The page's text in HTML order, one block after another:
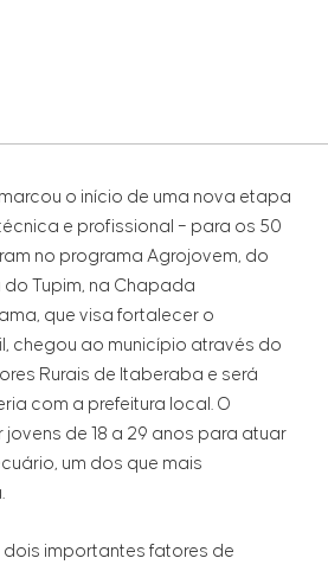
o início de uma nova etapa
e profissional – para os 50
no programa Agrojovem, do
do Tupim, na Chapada
que visa fortalecer o
chegou ao município através do
Rurais de Itaberaba e será
com a prefeitura local. O
de 18 a 29 anos para atuar
um dos que mais
dois importantes fatores de